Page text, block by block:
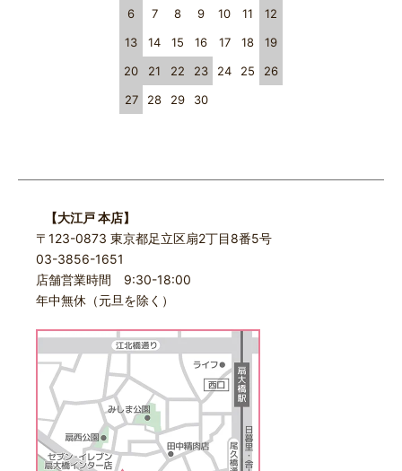
6
7 8 9 10 11
12
13
14 15 16 17 18
19
20
21 22 23 24 25
26
27
28 29 30
【大江戸 本店】
〒123-0873 東京都足立区扇2丁目8番5号
03-3856-1651
店舗営業時間 9:30-18:00
年中無休（元旦を除く）